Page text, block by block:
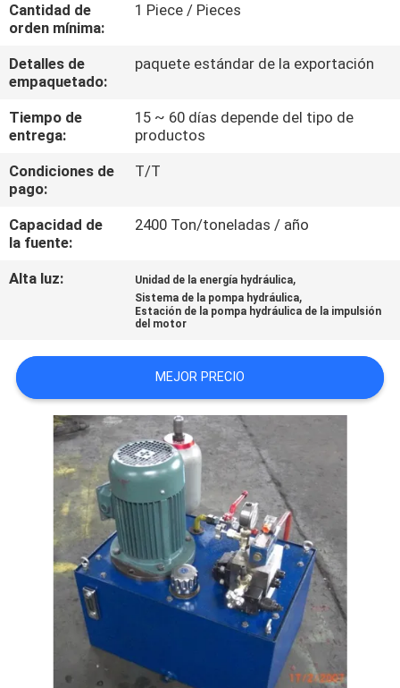
SOBRE
NOSOTROS
RECORRIDO
POR
LA
FÁBRICA
DE
CONTACTA
CON
NOSOTROS
SOLICITAR
UNA CITA
MAPA
Cantidad de
orden mínima:
1 Piece / Pieces
Detalles de
empaquetado:
paquete estándar de la exportación
Tiempo de
entrega:
15 ~ 60 días depende del tipo de
productos
Condiciones de
pago:
T/T
Capacidad de
la fuente:
2400 Ton/toneladas / año
Alta luz: Unidad de la energía hydráulica,
Sistema de la pompa hydráulica,
Estación de la pompa hydráulica de la impulsión
del motor
MEJOR PRECIO